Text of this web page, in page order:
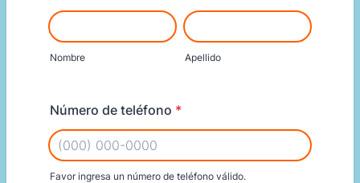
Nombre Apellido
Número de teléfono *
Favor ingresa un número de teléfono válido.